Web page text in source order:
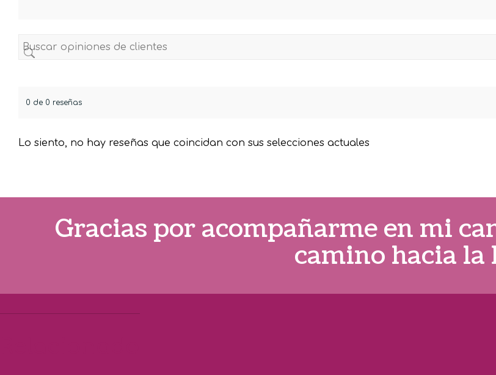
0 de 0 reseñas
Lo siento, no hay reseñas que coincidan con sus selecciones actuales
Gracias por acompañarme en mi
camino hacia la